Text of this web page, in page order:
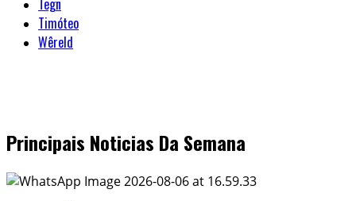
Timóteo
Wêreld
Principais Noticias Da Semana